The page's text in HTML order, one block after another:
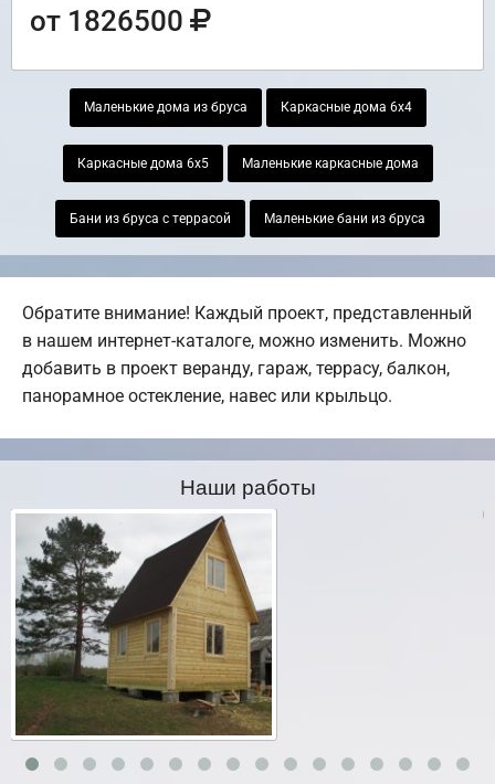
от 1826500
Маленькие дома из бруса Каркасные дома 6х4
Каркасные дома 6х5 Маленькие каркасные дома
Бани из бруса с террасой Маленькие бани из бруса
Обратите внимание! Каждый проект, представленный
в нашем интернет-каталоге, можно изменить. Можно
добавить в проект веранду, гараж, террасу, балкон,
панорамное остекление, навес или крыльцо.
Наши работы